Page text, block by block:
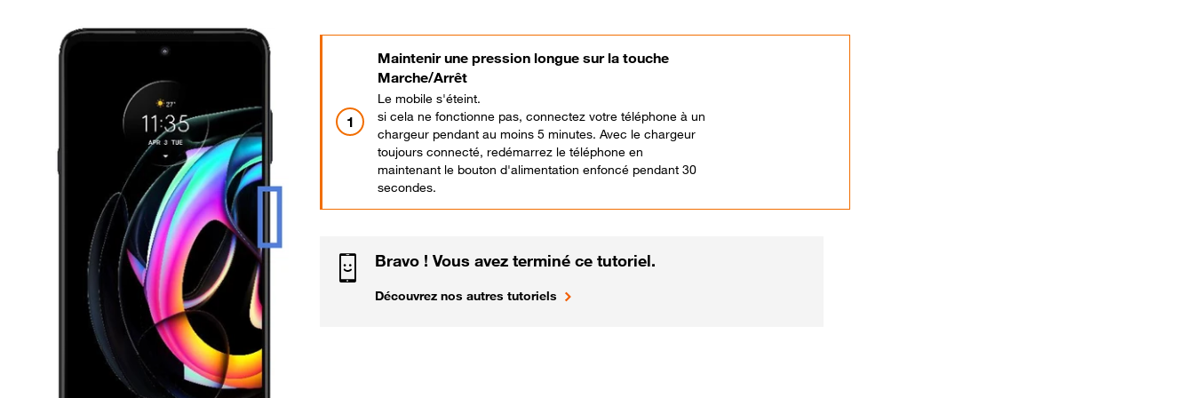
Maintenir une pression longue sur la touche
Marche/Arrêt
Le mobile s'éteint.
si cela ne fonctionne pas, connectez votre téléphone à un
chargeur pendant au moins 5 minutes. Avec le chargeur
toujours connecté, redémarrez le téléphone en
maintenant le bouton d'alimentation enfoncé pendant 30
secondes.
Bravo ! Vous avez terminé ce tutoriel.
Découvrez nos autres tutoriels